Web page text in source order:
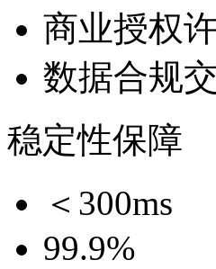
商业授权
数据合规
稳定性保障
＜300ms
99.9%